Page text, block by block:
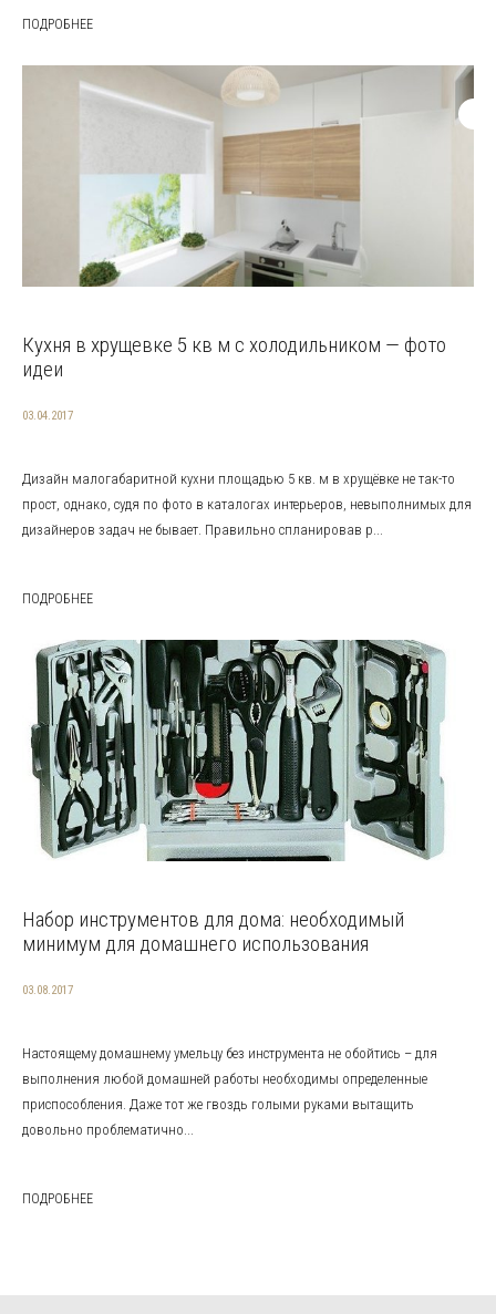
ПОДРОБНЕЕ
Кухня в хрущевке 5 кв м с холодильником — фото
идеи
03.04.2017
Дизайн малогабаритной кухни площадью 5 кв. м в хрущёвке не так-то
прост, однако, судя по фото в каталогах интерьеров, невыполнимых для
дизайнеров задач не бывает. Правильно спланировав р...
ПОДРОБНЕЕ
Набор инструментов для дома: необходимый
минимум для домашнего использования
03.08.2017
Настоящему домашнему умельцу без инструмента не обойтись – для
выполнения любой домашней работы необходимы определенные
приспособления. Даже тот же гвоздь голыми руками вытащить
довольно проблематично...
ПОДРОБНЕЕ